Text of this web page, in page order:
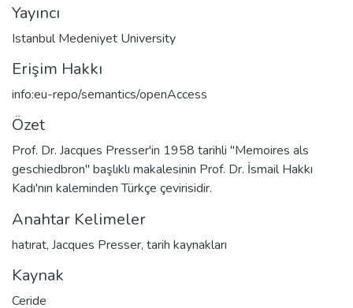
Yayıncı
Istanbul Medeniyet University
Erişim Hakkı
info:eu-repo/semantics/openAccess
Özet
Prof. Dr. Jacques Presser'in 1958 tarihli "Memoires als
geschiedbron" başlıklı makalesinin Prof. Dr. İsmail Hakkı
Kadı'nın kaleminden Türkçe çevirisidir.
Anahtar Kelimeler
hatırat, Jacques Presser, tarih kaynakları
Kaynak
Ceride